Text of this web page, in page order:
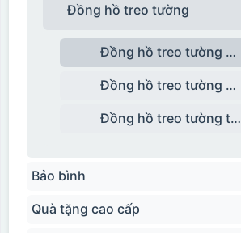
Đồng hồ treo tường
Đồng hồ treo tường giá rẻ
Đồng hồ treo tường Kashi
Đồng hồ treo tường tráng gương
Bảo bình
Quà tặng cao cấp